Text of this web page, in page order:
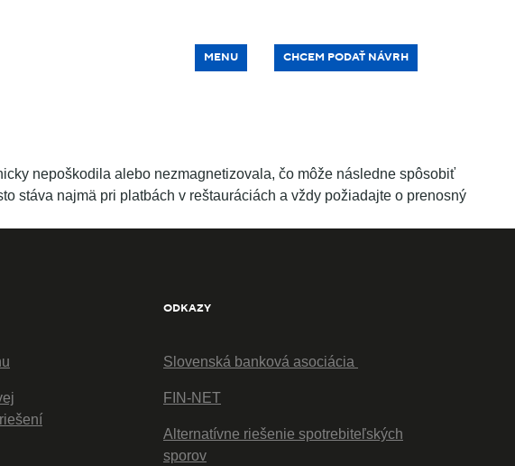
MENU CHCEM PODAŤ NÁVRH
nepoškodila alebo nezmagnetizovala, čo môže následne spôsobiť
stáva najmä pri platbách v reštauráciách a vždy požiadajte o prenosný
ODKAZY
Slovenská banková asociácia
FIN-NET
Alternatívne riešenie spotrebiteľských
sporov